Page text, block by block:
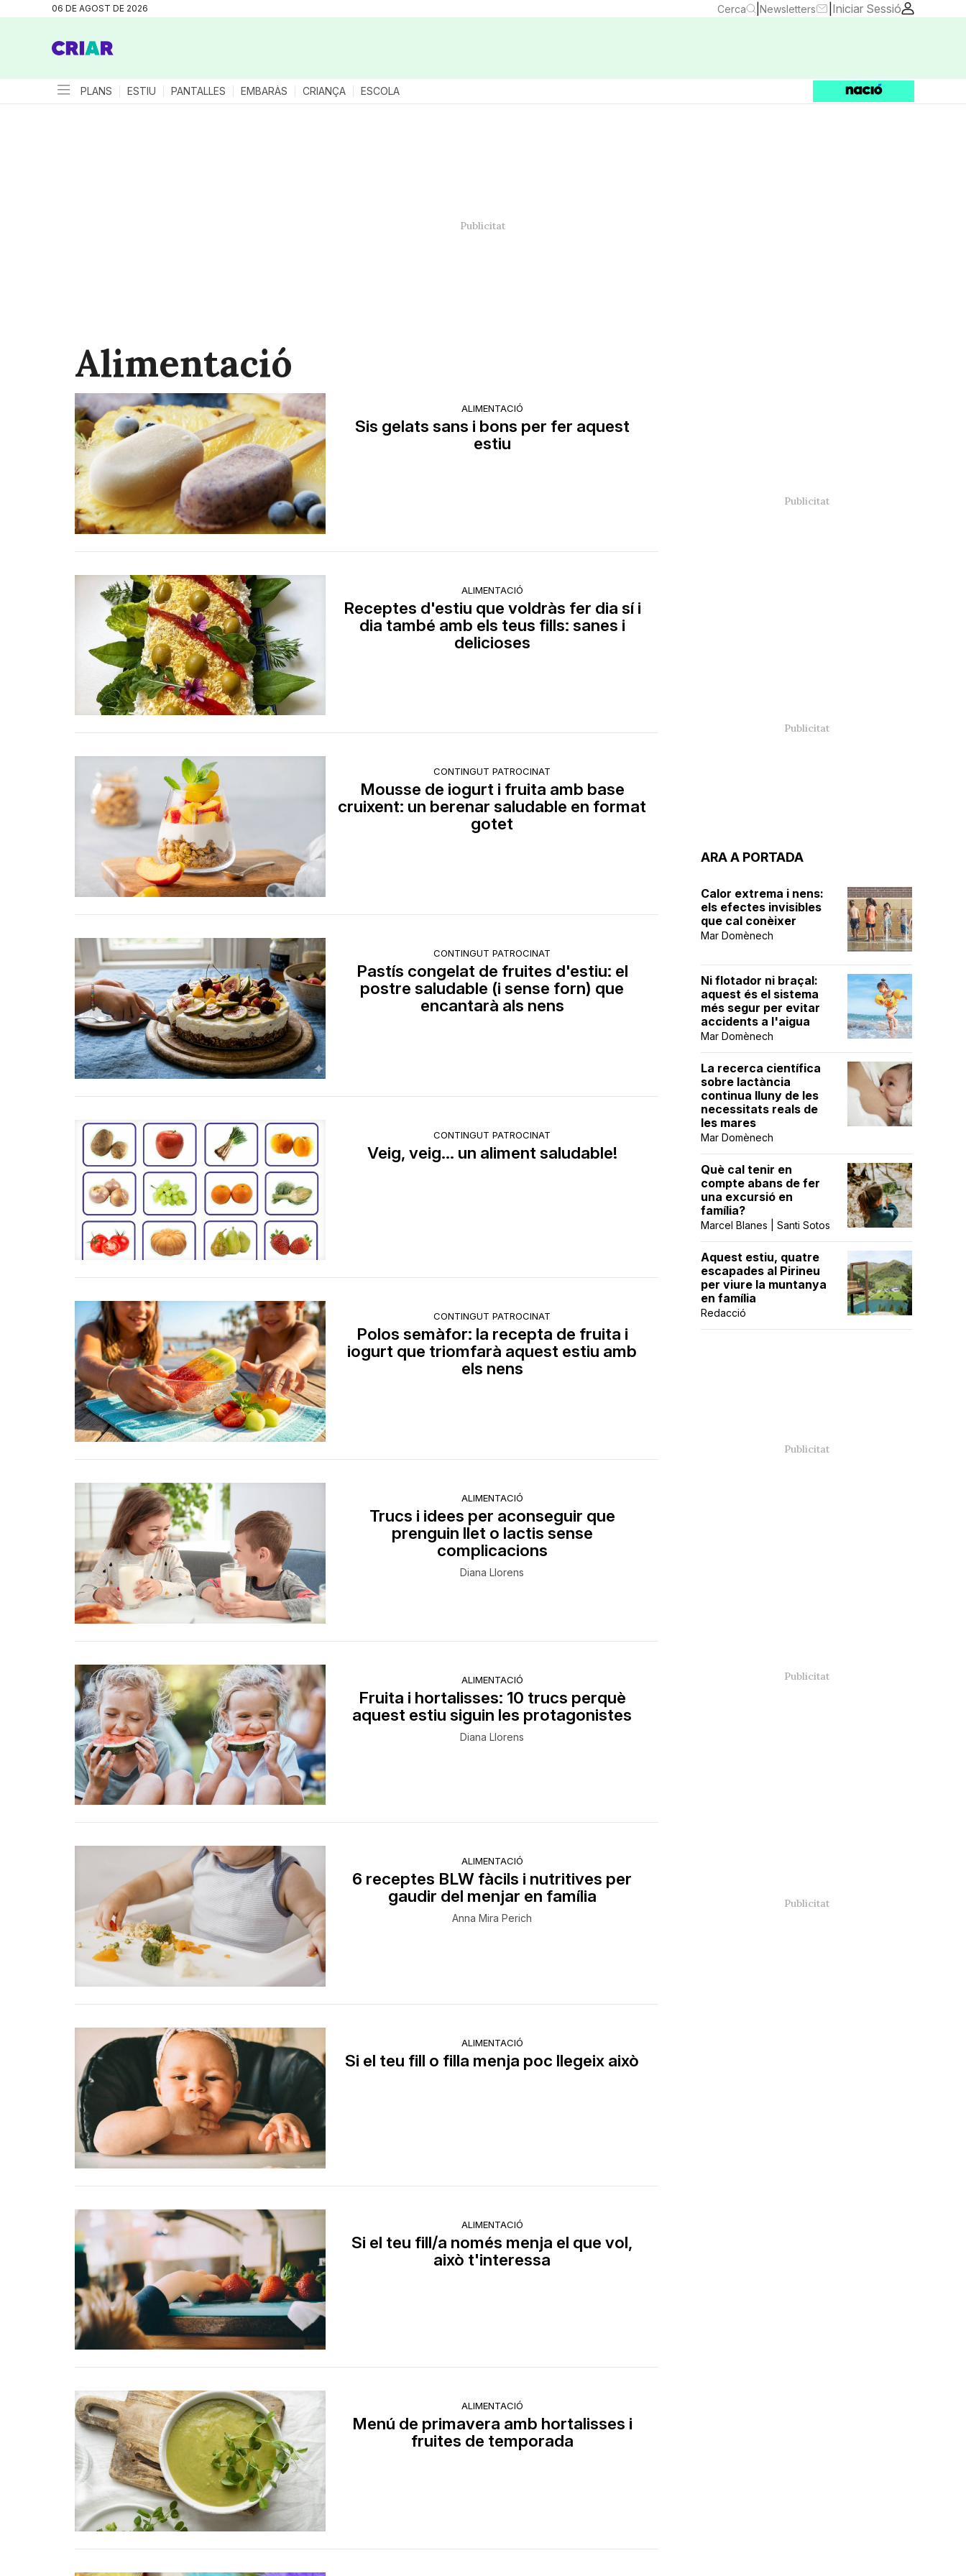
06 DE AGOST DE 2026 Cerca Newsletters Iniciar Sessió
PLANS ESTIU PANTALLES EMBARÀS CRIANÇA ESCOLA
Alimentació
ALIMENTACIÓ
Sis gelats sans i bons per fer aquest
estiu
ALIMENTACIÓ
Receptes d'estiu que voldràs fer dia sí i
dia també amb els teus fills: sanes i
delicioses
CONTINGUT PATROCINAT
Mousse de iogurt i fruita amb base
cruixent: un berenar saludable en format
gotet
CONTINGUT PATROCINAT
Pastís congelat de fruites d'estiu: el
postre saludable (i sense forn) que
encantarà als nens
CONTINGUT PATROCINAT
Veig, veig... un aliment saludable!
CONTINGUT PATROCINAT
Polos semàfor: la recepta de fruita i
iogurt que triomfarà aquest estiu amb
els nens
ALIMENTACIÓ
Trucs i idees per aconseguir que
prenguin llet o lactis sense
complicacions
Diana Llorens
ALIMENTACIÓ
Fruita i hortalisses: 10 trucs perquè
aquest estiu siguin les protagonistes
Diana Llorens
ALIMENTACIÓ
6 receptes BLW fàcils i nutritives per
gaudir del menjar en família
Anna Mira Perich
ALIMENTACIÓ
Si el teu fill o filla menja poc llegeix això
ALIMENTACIÓ
Si el teu fill/a només menja el que vol,
això t'interessa
ALIMENTACIÓ
Menú de primavera amb hortalisses i
fruites de temporada
ARA A PORTADA
Calor extrema i nens:
els efectes invisibles
que cal conèixer
Mar Domènech
Ni flotador ni braçal:
aquest és el sistema
més segur per evitar
accidents a l'aigua
Mar Domènech
La recerca científica
sobre lactància
continua lluny de les
necessitats reals de
les mares
Mar Domènech
Què cal tenir en
compte abans de fer
una excursió en
família?
Marcel Blanes | Santi Sotos
Aquest estiu, quatre
escapades al Pirineu
per viure la muntanya
en família
Redacció